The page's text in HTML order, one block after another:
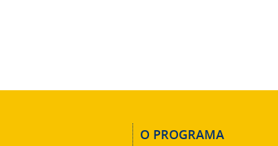
O PROGRAMA